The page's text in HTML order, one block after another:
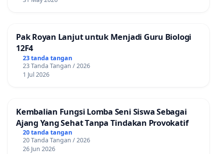
Pak Royan Lanjut untuk Menjadi Guru Biologi
12F4
23 tanda tangan
23 Tanda Tangan / 2026
1 Jul 2026
Kembalian Fungsi Lomba Seni Siswa Sebagai
Ajang Yang Sehat Tanpa Tindakan Provokatif
20 tanda tangan
20 Tanda Tangan / 2026
26 Jun 2026